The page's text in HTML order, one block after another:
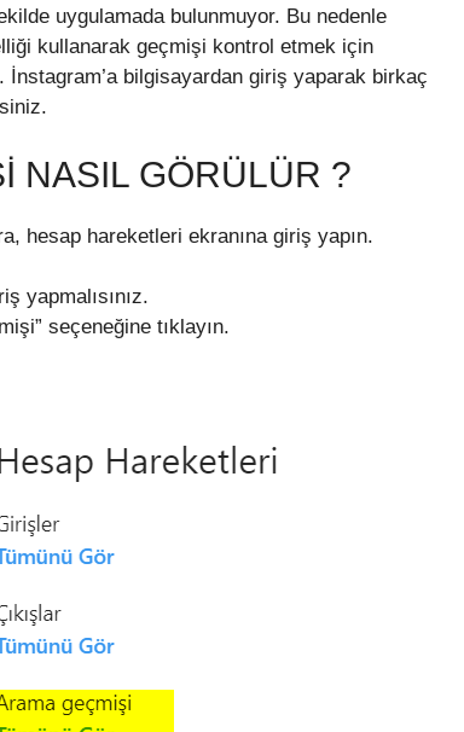
uygulamada bulunmuyor. Bu nedenle
kullanarak geçmişi kontrol etmek için
İnstagram’a bilgisayardan giriş yaparak birkaç
NASIL GÖRÜLÜR ?
hesap hareketleri ekranına giriş yapın.
yapmalısınız.
seçeneğine tıklayın.